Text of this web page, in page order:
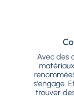
Avec des
s'engage.
trouver
Avec des
s'engage.
trouver